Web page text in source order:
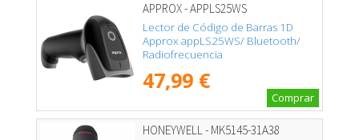
APPROX - APPLS25WS
Lector de Código de Barras 1D
Approx appLS25WS/ Bluetooth/
Radiofrecuencia
47,99 €
Comprar
HONEYWELL - MK5145-31A38